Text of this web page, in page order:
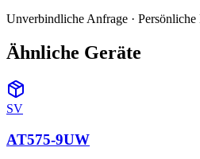
Unverbindliche Anfrage ·
Ähnliche Geräte
SV
AT575-9UW